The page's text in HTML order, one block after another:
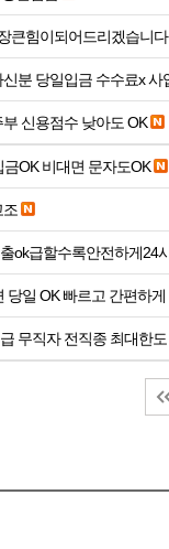
큰힘이되어드리겠습니다
전국 비대면
신용점수 낮아도 OK
OK 비대면 문자도OK
조
ok급할수록안전하게24
당일 OK 빠르고 간편하게
무직자 전직종 최대한